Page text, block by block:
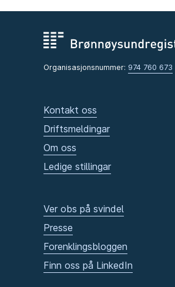
Organisasjonsnummer: 974 760 673
Kontakt oss
Driftsmeldingar
Om oss
Ledige stillingar
Ver obs på svindel
Presse
Forenklingsbloggen
Finn oss på LinkedIn